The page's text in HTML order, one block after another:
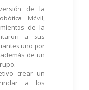
de la
Móvil,
de la
a sus
uno por
de un
crear un
a los